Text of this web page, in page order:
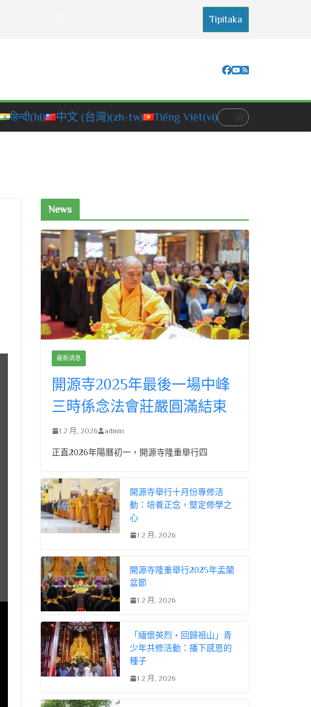
Tipitaka
हिन्दी(hi) 中文 (台灣)(zh-tw) Tiếng Việt(vi)
News
最新消息
開源寺2025年最後一場中峰
三時係念法會莊嚴圓滿結束
1 2 月, 2026 admin
正直2026年陽曆初一，開源寺隆重舉行四
開源寺舉行十月份專修活
動：培養正念，堅定修學之
心
1 2 月, 2026
開源寺隆重舉行2025年盂蘭
盆節
1 2 月, 2026
「緬懷英烈・回歸祖山」青
少年共修活動：播下感恩的
種子
1 2 月, 2026